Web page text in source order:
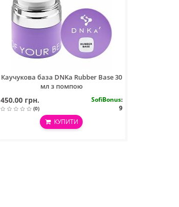
Каучукова база DNKa Rubber Base 30
мл з помпою
450.00 грн.
(0)
SofiBonus:
9
КУПИТИ